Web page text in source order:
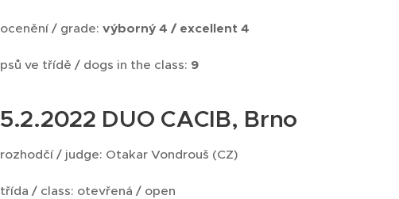
ocenění / grade: výborný 4 / excellent 4
psů ve třídě / dogs in the class: 9
5.2.2022 DUO CACIB, Brno
rozhodčí / judge: Otakar Vondrouš (CZ)
třída / class: otevřená / open